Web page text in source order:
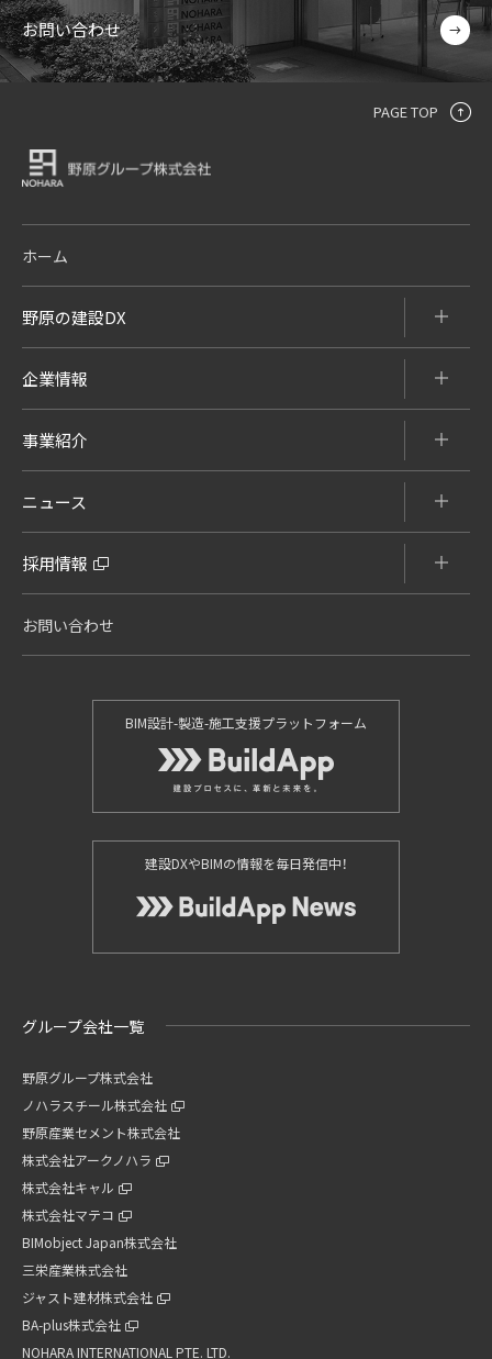
お問い合わせ
PAGE TOP
ホーム
野原の建設DX
企業情報
事業紹介
ニュース
採用情報
お問い合わせ
BIM設計-製造-施工支援プラットフォーム
建設DXやBIMの情報を毎日発信中！
グループ会社一覧
野原グループ株式会社
ノハラスチール株式会社
野原産業セメント株式会社
株式会社アークノハラ
株式会社キャル
株式会社マテコ
BIMobject Japan株式会社
三栄産業株式会社
ジャスト建材株式会社
BA-plus株式会社
NOHARA INTERNATIONAL PTE. LTD.